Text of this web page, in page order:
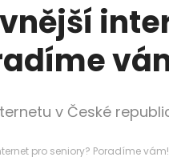
v České
pro seniory? Poradíme vám!